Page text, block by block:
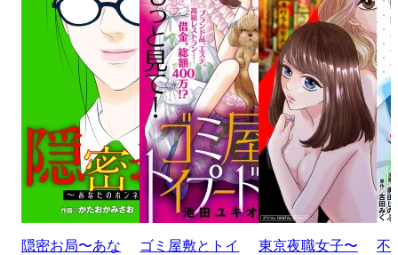
隠密お局〜あな
ゴミ屋敷とトイ
東京夜職女子〜
不